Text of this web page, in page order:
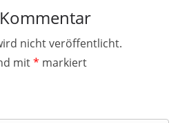
nicht veröffentlicht.
mit* markiert